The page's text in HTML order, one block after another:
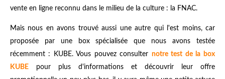
vente en ligne reconnu dans le milieu de la culture : la FNAC.
Mais nous en avons trouvé aussi une autre qui l'est moins, car
proposée par une box spécialisée que nous avons testée
récemment : KUBE. Vous pouvez consulter notre test de la box
KUBE pour plus d'informations et découvrir leur offre